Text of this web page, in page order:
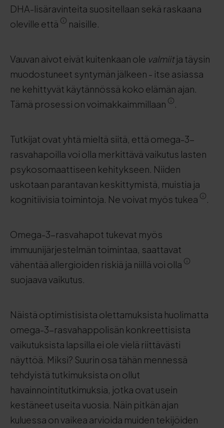
DHA-lisäravinteita suositellaan sekä raskaana
oleville että
naisille.
Vauvan aivot eivät kuitenkaan ole valmiitja täysin
muodostuneet syntymän jälkeen - itse asiassa
ne kehittyvät käytännössä koko elämän ajan.
Tämä prosessi on voimakkaimmillaan
.
Tutkijat ovat yhtä mieltä siitä, että omega-3-
rasvahapoilla voi olla merkittävä vaikutus lasten
psykosomaattiseen kehitykseen. Niiden
uskotaan parantavan keskittymistä, muistia ja
kognitiivisia toimintoja. Ne voivat myös tukea
.
Omega-3-rasvahapot tukevat myös
immuunijärjestelmän toimintaa, saattavat
vähentää allergioiden riskiä ja niillä voi olla
suojaava vaikutus.
Näistä optimistisista olettamuksista huolimatta
omega-3-rasvahappolisän konkreettisista
vaikutuksista lapsilla ei ole vielä riittävästi
näyttöä. Miksi? Suurin osa tähän mennessä
tehdyistä tutkimuksista on ollut
havainnointitutkimuksia, jotka ovat usein
kestäneet useita vuosia. Näin pitkän ajan
kuluessa on vaikea arvioida muiden tekijöiden